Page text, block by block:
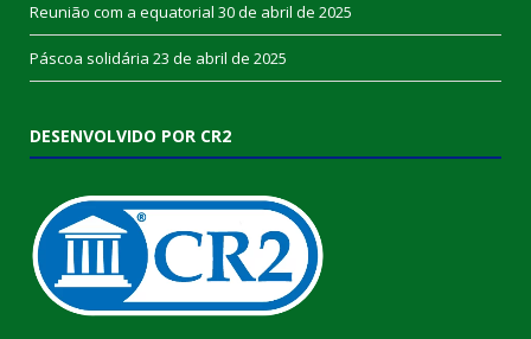
Reunião com a equatorial 30 de abril de 2025
Páscoa solidária 23 de abril de 2025
DESENVOLVIDO POR CR2